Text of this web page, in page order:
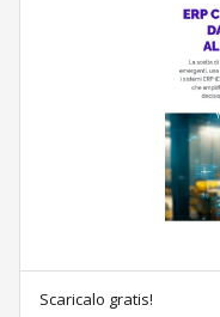
Scaricalo gratis!